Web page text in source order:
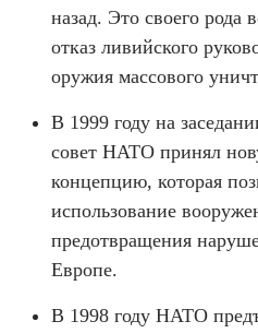
назад. Это своего рода
отказ ливийского
оружия массового
В 1999 году на
совет НАТО принял
концепцию, которая
использование
предотвращения
Европе.
В 1998 году НАТО